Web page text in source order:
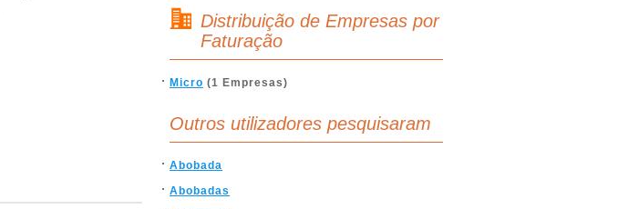
Distribuição de Empresas por
Faturação
Micro (1 Empresas)
Outros utilizadores pesquisaram
Abobada
Abobadas